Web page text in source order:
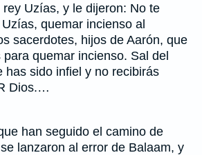
Uzías, y le dijeron: No te
quemar incienso al
sacerdotes, hijos de Aarón, que
quemar incienso. Sal del
has sido infiel y no recibirás
Dios.…
han seguido el camino de
lanzaron al error de Balaam, y